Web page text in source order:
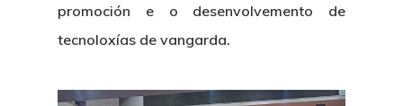
promoción e o desenvolvemento de
tecnoloxías de vangarda.